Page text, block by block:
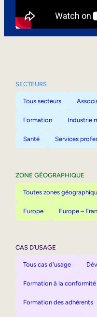
SECTEURS
Tous secteurs
Formation Industrie
Santé Services
ZONE GÉOGRAPHIQUE
Toutes zones
Europe Europe –
CAS D’USAGE
Tous cas d'usage
Formation à la conformité
Formation des adhérents